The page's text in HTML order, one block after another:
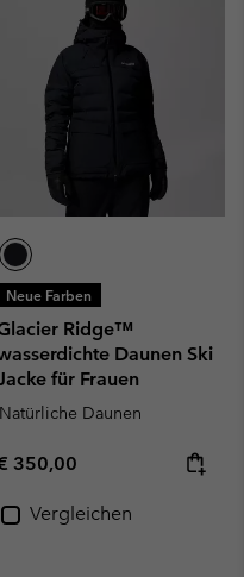
Neue Farben
Ridge™
Daunen Ski
für Frauen
Natürliche Daunen
price:
350,00
Vergleichen